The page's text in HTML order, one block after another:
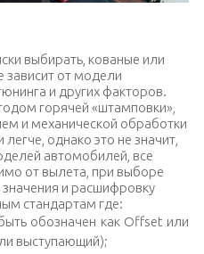
выбирать, кованые или
зависит от модели
и других факторов.
горячей «штамповки»,
и механической обработки
однако это не значит,
автомобилей, все
от вылета, при выборе
и расшифровку
стандартам где:
обозначен как Offset или
выступающий);